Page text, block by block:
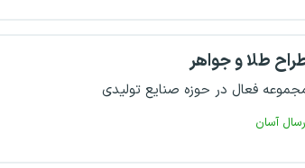
طلا و جواهر
فعال در حوزه صنایع تولیدی
آسان